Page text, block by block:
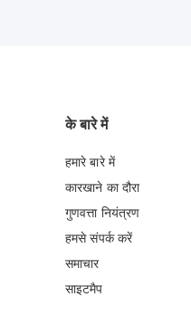
के बारे में
हमारे बारे में
कारखाने का दौरा
गुणवत्ता नियंत्रण
हमसे संपर्क करें
समाचार
साइटमैप